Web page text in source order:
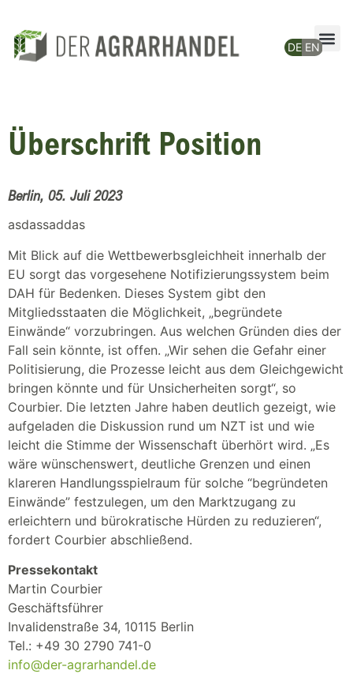
Überschrift Position
Berlin, 05. Juli 2023
asdassaddas
Mit Blick auf die Wettbewerbsgleichheit innerhalb der
EU sorgt das vorgesehene Notifizierungssystem beim
DAH für Bedenken. Dieses System gibt den
Mitgliedsstaaten die Möglichkeit, „begründete
Einwände“ vorzubringen. Aus welchen Gründen dies der
Fall sein könnte, ist offen. „Wir sehen die Gefahr einer
Politisierung, die Prozesse leicht aus dem Gleichgewicht
bringen könnte und für Unsicherheiten sorgt“, so
Courbier. Die letzten Jahre haben deutlich gezeigt, wie
aufgeladen die Diskussion rund um NZT ist und wie
leicht die Stimme der Wissenschaft überhört wird. „Es
wäre wünschenswert, deutliche Grenzen und einen
klareren Handlungsspielraum für solche “begründeten
Einwände” festzulegen, um den Marktzugang zu
erleichtern und bürokratische Hürden zu reduzieren“,
fordert Courbier abschließend.
Pressekontakt
Martin Courbier
Geschäftsführer
Invalidenstraße 34, 10115 Berlin
Tel.: +49 30 2790 741-0
info@der-agrarhandel.de